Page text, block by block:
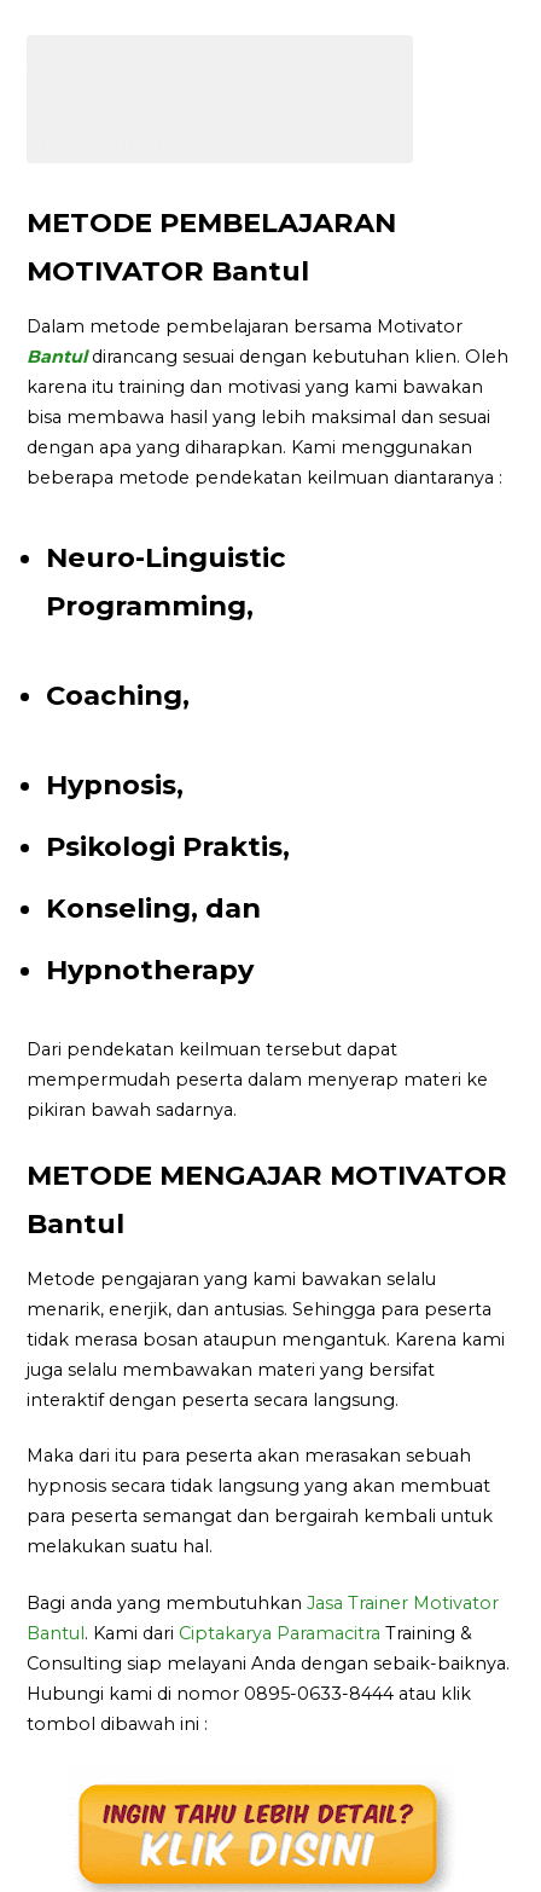
METODE PEMBELAJARAN
MOTIVATOR Bantul
Dalam metode pembelajaran bersama Motivator
Bantuldirancang sesuai dengan kebutuhan klien. Oleh
karena itu training dan motivasi yang kami bawakan
bisa membawa hasil yang lebih maksimal dan sesuai
dengan apa yang diharapkan. Kami menggunakan
beberapa metode pendekatan keilmuan diantaranya :
Neuro-Linguistic
Programming,
Coaching,
Hypnosis,
Psikologi Praktis,
Konseling, dan
Hypnotherapy
Dari pendekatan keilmuan tersebut dapat
mempermudah peserta dalam menyerap materi ke
pikiran bawah sadarnya.
METODE MENGAJAR MOTIVATOR
Bantul
Metode pengajaran yang kami bawakan selalu
menarik, enerjik, dan antusias. Sehingga para peserta
tidak merasa bosan ataupun mengantuk. Karena kami
juga selalu membawakan materi yang bersifat
interaktif dengan peserta secara langsung.
Maka dari itu para peserta akan merasakan sebuah
hypnosis secara tidak langsung yang akan membuat
para peserta semangat dan bergairah kembali untuk
melakukan suatu hal.
Bagi anda yang membutuhkanJasa Trainer Motivator
Bantul. Kami dari Ciptakarya Paramacitra Training &
Consulting siap melayani Anda dengan sebaik-baiknya.
Hubungi kami di nomor 0895-0633-8444 atau klik
tombol dibawah ini :